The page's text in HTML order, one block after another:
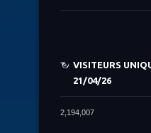
VISITEURS
21/04/26
2,194,007